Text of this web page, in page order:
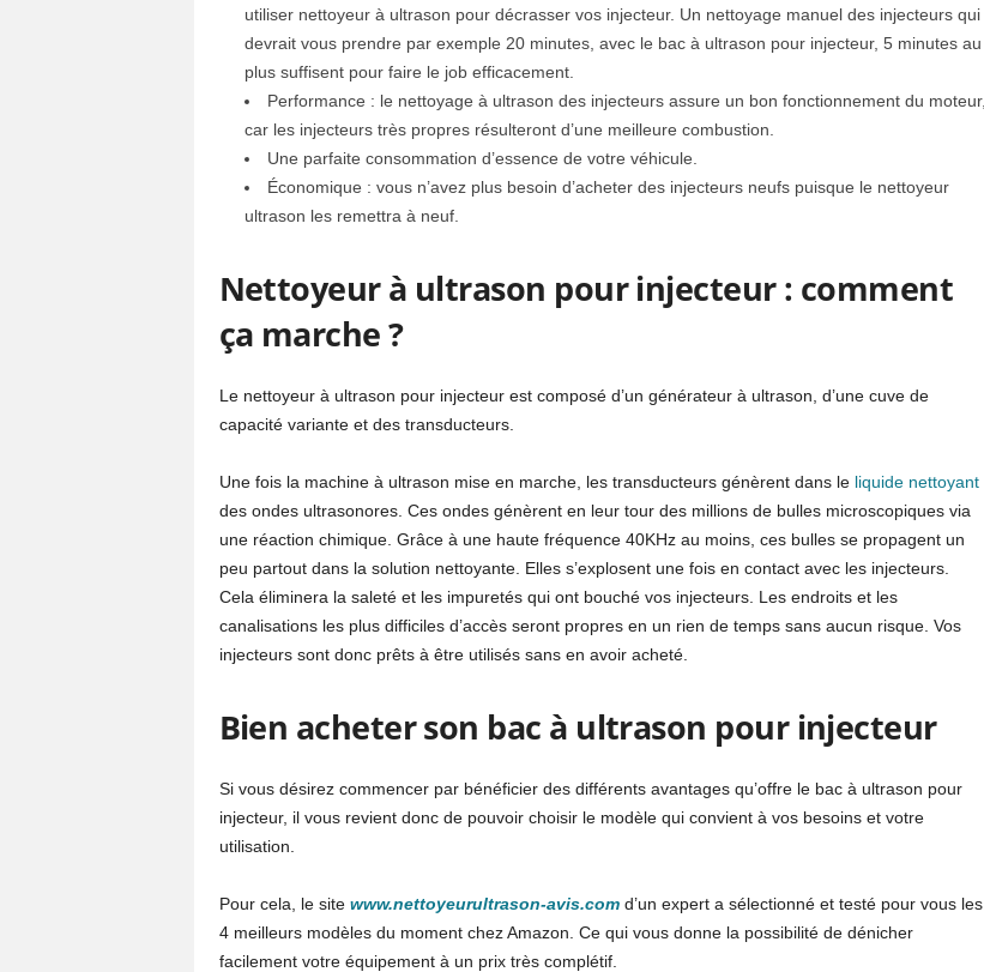
utiliser nettoyeur à ultrason pour décrasser vos injecteur. Un nettoyage manuel des injecteurs qui
devrait vous prendre par exemple 20 minutes, avec le bac à ultrason pour injecteur, 5 minutes au
plus suffisent pour faire le job efficacement.
Performance : le nettoyage à ultrason des injecteurs assure un bon fonctionnement du moteur,
car les injecteurs très propres résulteront d’une meilleure combustion.
Une parfaite consommation d’essence de votre véhicule.
Économique : vous n’avez plus besoin d’acheter des injecteurs neufs puisque le nettoyeur
ultrason les remettra à neuf.
Nettoyeur à ultrason pour injecteur : comment
ça marche ?
Le nettoyeur à ultrason pour injecteur est composé d’un générateur à ultrason, d’une cuve de
capacité variante et des transducteurs.
Une fois la machine à ultrason mise en marche, les transducteurs génèrent dans le liquide nettoyant
des ondes ultrasonores. Ces ondes génèrent en leur tour des millions de bulles microscopiques via
une réaction chimique. Grâce à une haute fréquence 40KHz au moins, ces bulles se propagent un
peu partout dans la solution nettoyante. Elles s’explosent une fois en contact avec les injecteurs.
Cela éliminera la saleté et les impuretés qui ont bouché vos injecteurs. Les endroits et les
canalisations les plus difficiles d’accès seront propres en un rien de temps sans aucun risque. Vos
injecteurs sont donc prêts à être utilisés sans en avoir acheté.
Bien acheter son bac à ultrason pour injecteur
Si vous désirez commencer par bénéficier des différents avantages qu’offre le bac à ultrason pour
injecteur, il vous revient donc de pouvoir choisir le modèle qui convient à vos besoins et votre
utilisation.
Pour cela, le site www.nettoyeurultrason-avis.comd’un expert a sélectionné et testé pour vous les
4 meilleurs modèles du moment chez Amazon. Ce qui vous donne la possibilité de dénicher
facilement votre équipement à un prix très complétif.